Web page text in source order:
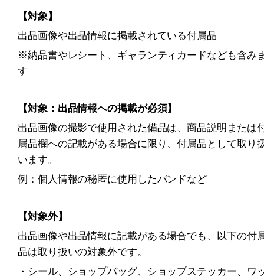
【対象】
出品画像や出品情報に掲載されている付属品
※納品書やレシート、ギャランティカードなども含み
す
【対象：出品情報への掲載が必須】
出品画像の撮影で使用された備品は、商品説明または
属品欄への記載がある場合に限り、付属品として取り
います。
例：個人情報の秘匿に使用したバンドなど
【対象外】
出品画像や出品情報に記載がある場合でも、以下の付
品は取り扱いの対象外です。
・シール、ショップバッグ、ショップステッカー、ワ